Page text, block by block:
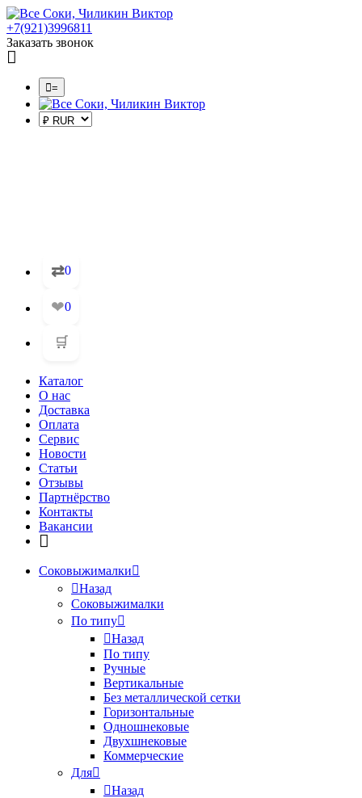
+7(921)3996811
Заказать звонок
=
⇄0
❤0
🛒
Каталог
О нас
Доставка
Оплата
Сервис
Новости
Статьи
Отзывы
Партнёрство
Контакты
Вакансии
Соковыжималки
Назад
Соковыжималки
По типу
Назад
По типу
Ручные
Вертикальные
Без металлической сетки
Горизонтальные
Одношнековые
Двухшнековые
Коммерческие
Для
Назад